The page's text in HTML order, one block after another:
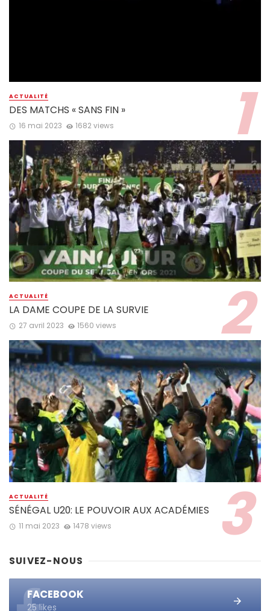
ACTUALITÉ
DES MATCHS « SANS FIN »
16 mai 2023 1682 views
ACTUALITÉ
LA DAME COUPE DE LA SURVIE
27 avril 2023 1560 views
ACTUALITÉ
SÉNÉGAL U20: LE POUVOIR AUX ACADÉMIES
11 mai 2023 1478 views
SUIVEZ-NOUS
FACEBOOK
25 likes